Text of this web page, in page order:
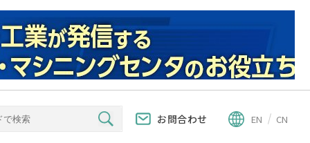
お問合わせ EN CN